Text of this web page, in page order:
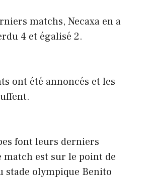
matchs, Necaxa en a
4 et égalisé 2.
ont été annoncés et les
font leurs derniers
est sur le point de
stade olympique Benito